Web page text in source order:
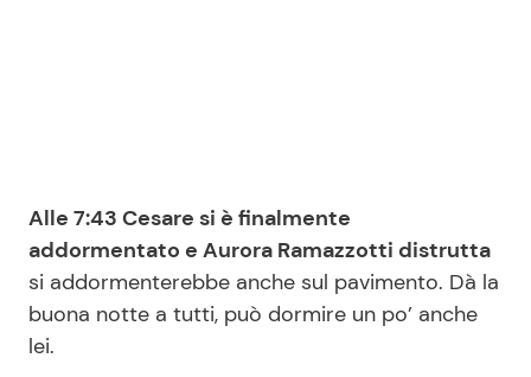
Alle 7:43 Cesare si è finalmente
addormentato e Aurora Ramazzotti distrutta
si addormenterebbe anche sul pavimento. Dà la
buona notte a tutti, può dormire un po’ anche
lei.